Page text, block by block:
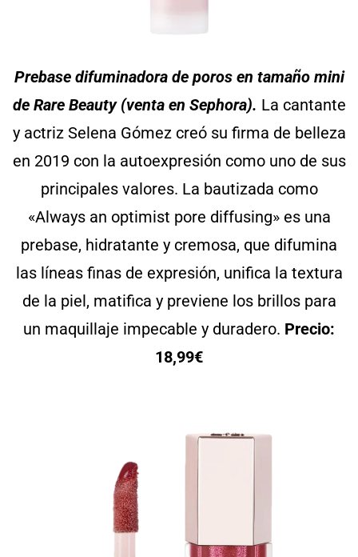
Prebase difuminadora de poros en tamaño mini
de Rare Beauty (venta en Sephora). La cantante
y actriz Selena Gómez creó su firma de belleza
en 2019 con la autoexpresión como uno de sus
principales valores. La bautizada como
«Always an optimist pore diffusing» es una
prebase, hidratante y cremosa, que difumina
las líneas finas de expresión, unifica la textura
de la piel, matifica y previene los brillos para
un maquillaje impecable y duradero. Precio:
18,99€